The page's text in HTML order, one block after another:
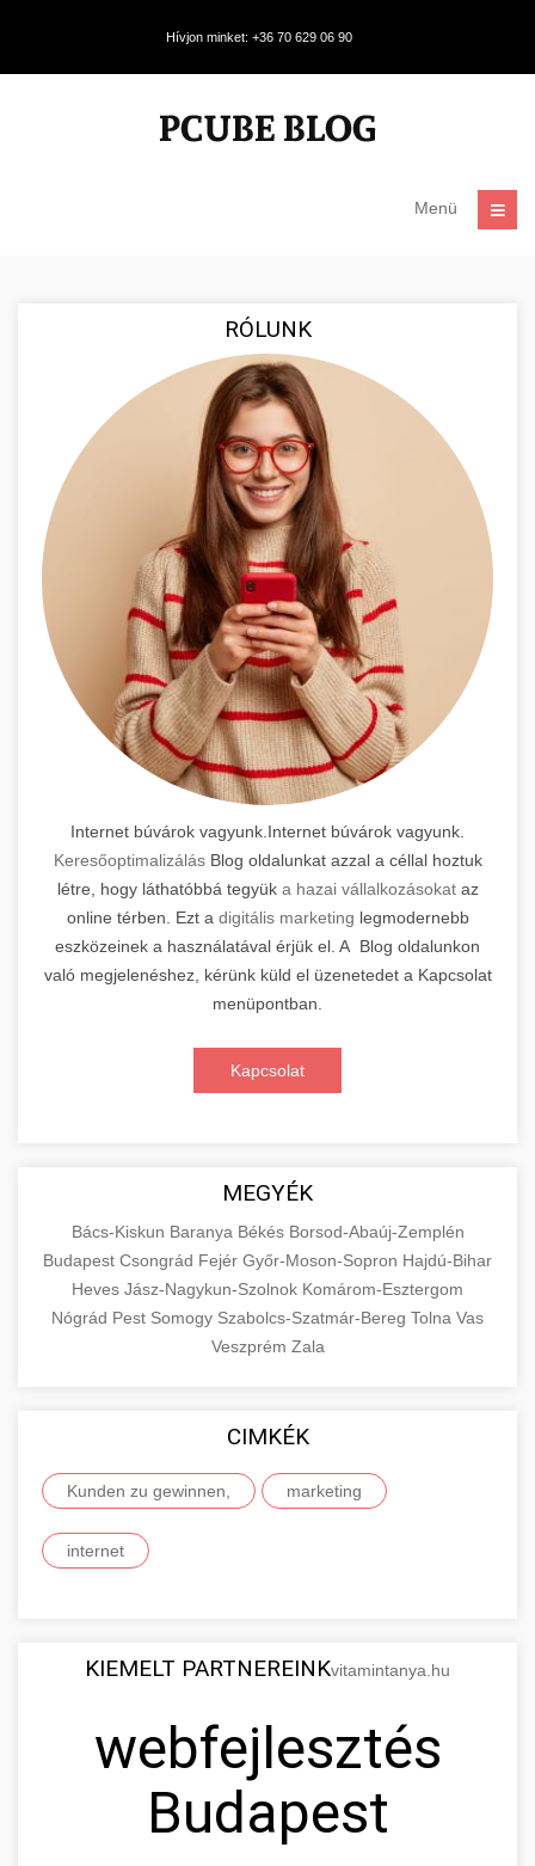
Hívjon minket: +36 70 629 06 90
Menü
RÓLUNK
Internet búvárok vagyunk.Internet búvárok vagyunk.
KeresőoptimalizálásBlog oldalunkat azzal a céllal hoztuk
létre, hogy láthatóbbá tegyük a hazai vállalkozásokataz
online térben. Ezt a digitális marketing legmodernebb
eszközeinek a használatával érjük el. A Blog oldalunkon
való megjelenéshez, kérünk küld el üzenetedet a Kapcsolat
menüpontban.
Kapcsolat
MEGYÉK
Bács-Kiskun Baranya Békés Borsod-Abaúj-Zemplén
Budapest Csongrád Fejér Győr-Moson-Sopron Hajdú-Bihar
Heves Jász-Nagykun-Szolnok Komárom-Esztergom
Nógrád Pest Somogy Szabolcs-Szatmár-Bereg Tolna Vas
Veszprém Zala
CIMKÉK
Kunden zu gewinnen, marketing
internet
KIEMELT PARTNEREINKvitamintanya.hu
webfejlesztés
Budapest